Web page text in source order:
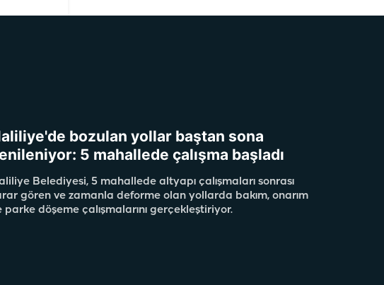
bozulan yollar baştan sona
5 mahallede çalışma başladı
Belediyesi, 5 mahallede altyapı çalışmaları sonrası
gören ve zamanla deforme olan yollarda bakım, onarım
parke döşeme çalışmalarını gerçekleştiriyor.